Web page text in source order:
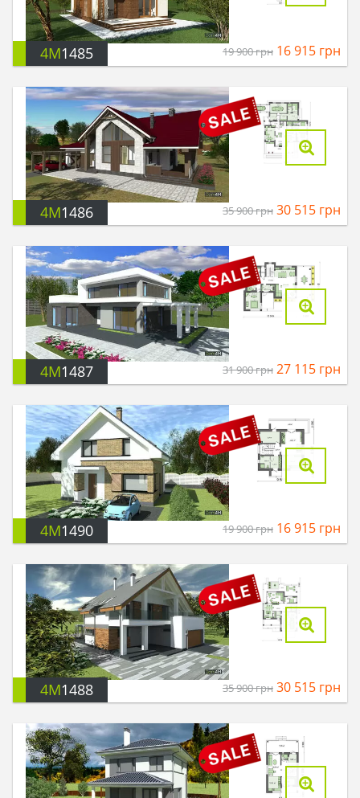
4M1485 19 900грн 16 915 грн
4M1486 35 900грн 30 515 грн
4M1487 31 900грн 27 115 грн
4M1490 19 900грн 16 915 грн
4M1488 35 900грн 30 515 грн